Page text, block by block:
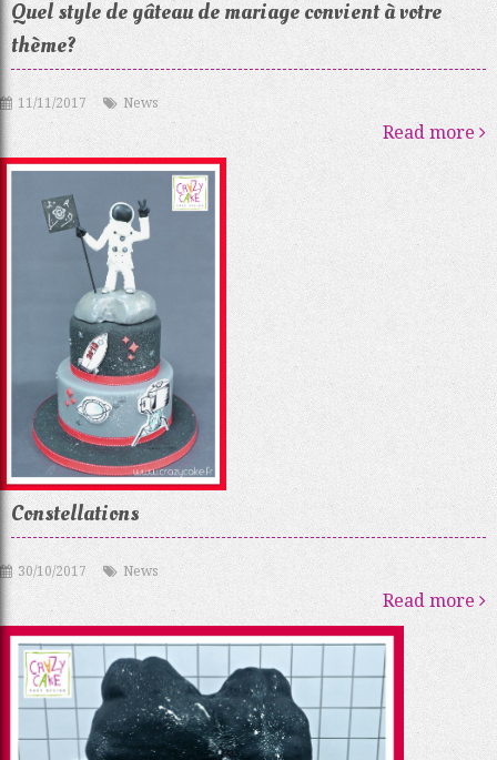
Quel style de gâteau de mariage convient à votre
thème?
11/11/2017 News
Read more
Constellations
30/10/2017 News
Read more